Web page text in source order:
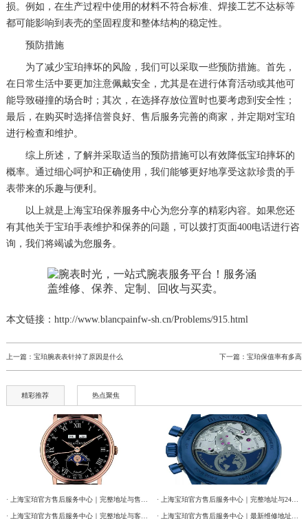
损。例如，在生产过程中使用的材料不符合标准、焊接工艺不达标等
都可能影响到表壳的坚固程度和整体结构的稳定性。
预防措施
为了减少宝珀摔坏的风险，我们可以采取一些预防措施。首先，
在日常生活中要更加注意佩戴安全，尤其是在进行体育活动或其他可
能导致碰撞的场合时；其次，在选择存放位置时也要考虑到安全性；
最后，在购买时选择信誉良好、售后服务完善的商家，并定期对宝珀
进行检查和维护。
综上所述，了解并采取适当的预防措施可以有效降低宝珀摔坏的
概率。通过细心呵护和正确使用，我们能够更好地享受这款珍贵的手
表带来的乐趣与便利。
以上就是上海宝珀保养服务中心为您分享的精彩内容。如果您还
有其他关于宝珀手表维护和保养的问题，可以拨打页面400电话进行咨
询，我们将竭诚为您服务。
本文链接：http://www.blancpainfw-sh.cn/Problems/915.html
上一篇： 宝珀腕表表针掉了原因是什么 下一篇：宝珀保值率有多高
精彩推荐 热点聚焦
· 上海宝珀官方售后服务中心｜完整地址与客服电话权威信息公告（2026年7月最新）